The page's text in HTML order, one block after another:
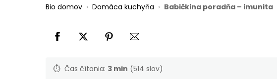
Bio domov › Domáca kuchyňa › Babičkina poradňa – imunita
⏱️ Čas čítania: 3 min (514 slov)